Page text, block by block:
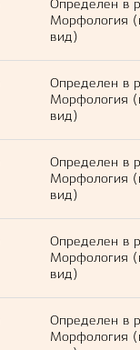
Определен в
Морфология
вид)
Определен в
Морфология
вид)
Определен в
Морфология
вид)
Определен в
Морфология
вид)
Определен в
Морфология